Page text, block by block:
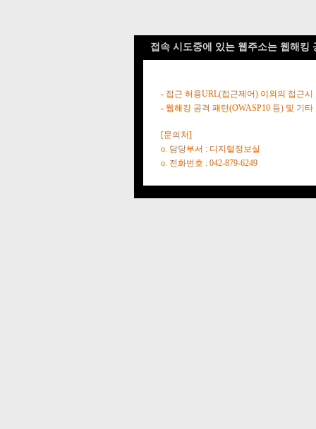
접속 시도중에 있는 웹주소는 웹해킹
- 접근 허용URL(접근제어) 이외의 접근시
- 웹해킹 공격 패턴(OWASP10 등) 및 기
[문의처]
o. 담당부서 : 디지털정보실
o. 전화번호 : 042-879-6249